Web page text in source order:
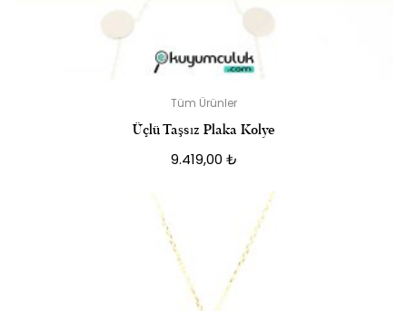
Tüm Ürünler
Üçlü Taşsız Plaka Kolye
9.419,00 ₺